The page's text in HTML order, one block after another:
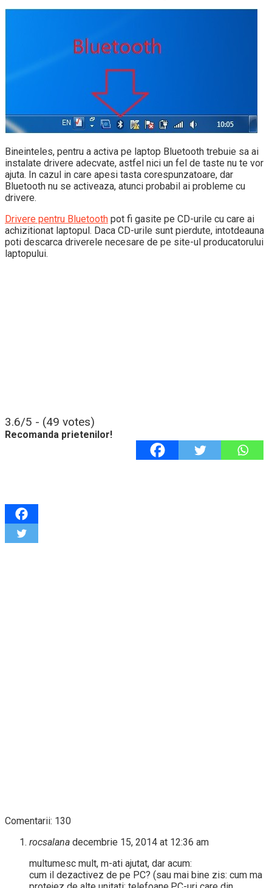
Bineinteles, pentru a activa pe laptop Bluetooth trebuie sa ai
instalate drivere adecvate, astfel nici un fel de taste nu te vor
ajuta. In cazul in care apesi tasta corespunzatoare, dar
Bluetooth nu se activeaza, atunci probabil ai probleme cu
drivere.
Drivere pentru Bluetooth pot fi gasite pe CD-urile cu care ai
achizitionat laptopul. Daca CD-urile sunt pierdute, intotdeauna
poti descarca driverele necesare de pe site-ul producatorului
laptopului.
3.6/5 - (49 votes)
Recomanda prietenilor!
Comentarii: 130
rocsalana decembrie 15, 2014 at 12:36 am
multumesc mult, m-ati ajutat, dar acum:
cum il dezactivez de pe PC? (sau mai bine zis: cum ma